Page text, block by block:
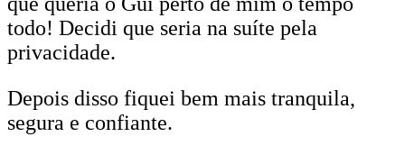
todo! Decidi que seria na suíte pela
privacidade.
Depois disso fiquei bem mais tranquila,
segura e confiante.